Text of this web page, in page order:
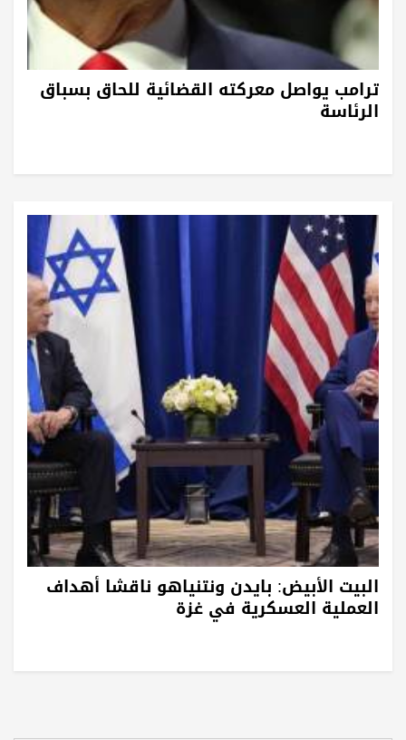
ترامب يواصل معركته القضائية للحاق بسباق
الرئاسة
البيت الأبيض: بايدن ونتنياهو ناقشا أهداف
العملية العسكرية في غزة